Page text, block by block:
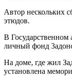
Автор нескольких
этюдов.
В Государственном
личный фонд
На доме, где жил
установлена